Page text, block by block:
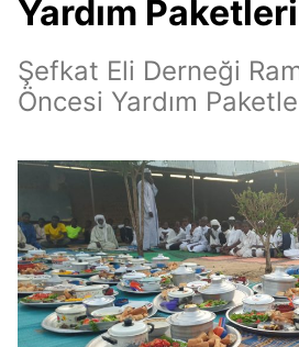
Yardım Paketleri
Şefkat Eli Derneği
Öncesi Yardım